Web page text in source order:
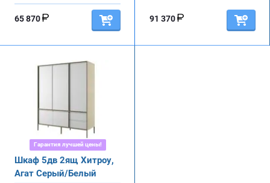
65 870 91 370
Гарантия лучшей цены!
Шкаф 5дв 2ящ Хитроу,
Агат Серый/Белый